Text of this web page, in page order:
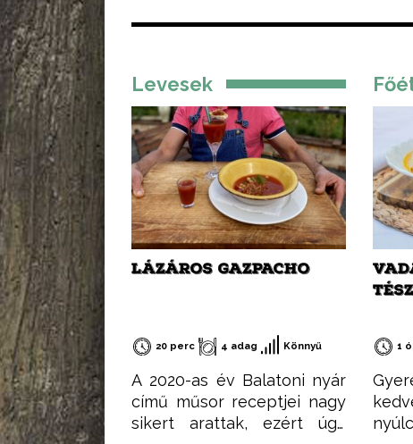
akár melegen.
Levesek
LÁZÁROS GAZPACHO
20 perc 4 adag Könnyű
A 2020-as év Balatoni nyár
című műsor receptjei nagy
sikert arattak, ezért úgy
1